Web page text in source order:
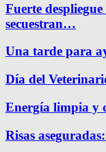
Fuerte
secuestran…
Una tarde para
Día del
Energía limpia y
Risas